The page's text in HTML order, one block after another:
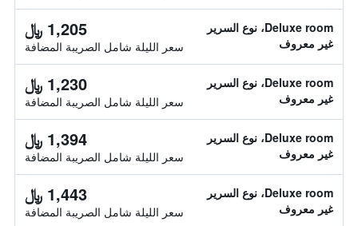
Deluxe room، نوع السرير
غير معروف
1,205 ﷼
سعر الليلة شامل الصريبة المضافة
Deluxe room، نوع السرير
غير معروف
1,230 ﷼
سعر الليلة شامل الصريبة المضافة
Deluxe room، نوع السرير
غير معروف
1,394 ﷼
سعر الليلة شامل الصريبة المضافة
Deluxe room، نوع السرير
غير معروف
1,443 ﷼
سعر الليلة شامل الصريبة المضافة